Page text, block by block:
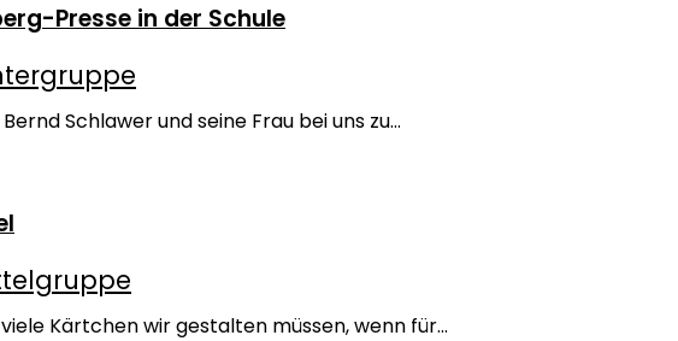
Presse in der Schule
Schlawer und seine Frau bei uns zu...
Kärtchen wir gestalten müssen, wenn für...